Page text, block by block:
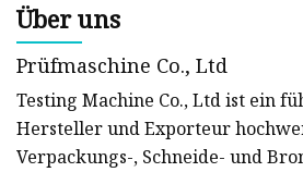
Über uns
Prüfmaschine Co., Ltd
Testing Machine Co., Ltd ist ein
Hersteller und Exporteur
Verpackungs-, Schneide- und